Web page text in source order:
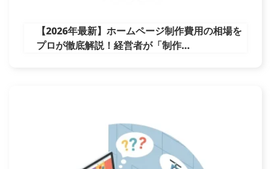
【2026年最新】ホームページ制作費用の相場を
プロが徹底解説！経営者が「制作…